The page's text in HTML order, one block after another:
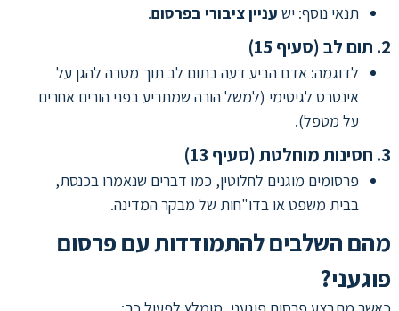
תנאי נוסף: יש עניין ציבורי בפרסום.
2. תום לב (סעיף 15)
לדוגמה: אדם הביע דעה בתום לב תוך מטרה להגן על
אינטרס לגיטימי (למשל הורה שמתריע בפני הורים אחרים
על מטפל).
3. חסינות מוחלטת (סעיף 13)
פרסומים מוגנים לחלוטין, כמו דברים שנאמרו בכנסת,
בבית משפט או בדו"חות של מבקר המדינה.
מהם השלבים להתמודדות עם פרסום
פוגעני?